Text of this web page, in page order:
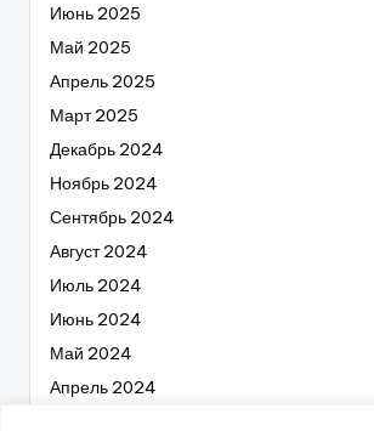
Июнь 2025
Май 2025
Апрель 2025
Март 2025
Декабрь 2024
Ноябрь 2024
Сентябрь 2024
Август 2024
Июль 2024
Июнь 2024
Май 2024
Апрель 2024